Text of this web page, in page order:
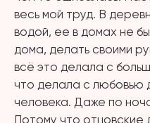
весь мой труд. В
водой, ее в домах не
дома, делать своими
всё это делала с
что делала с любовью
человека. Даже по
Потому что отцовские